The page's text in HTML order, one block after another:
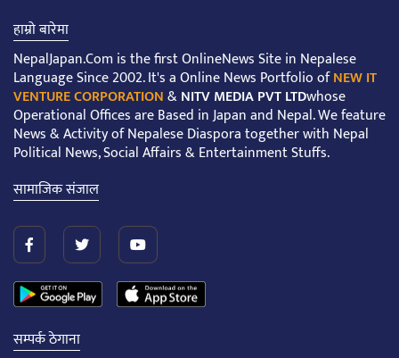
हाम्रो बारेमा
NepalJapan.Com is the first OnlineNews Site in Nepalese
Language Since 2002. It's a Online News Portfolio ofNEW IT
VENTURE CORPORATION&NITV MEDIA PVT LTDwhose
Operational Offices are Based in Japan and Nepal. We feature
News & Activity of Nepalese Diaspora together with Nepal
Political News, Social Affairs & Entertainment Stuffs.
सामाजिक संजाल
सम्पर्क ठेगाना